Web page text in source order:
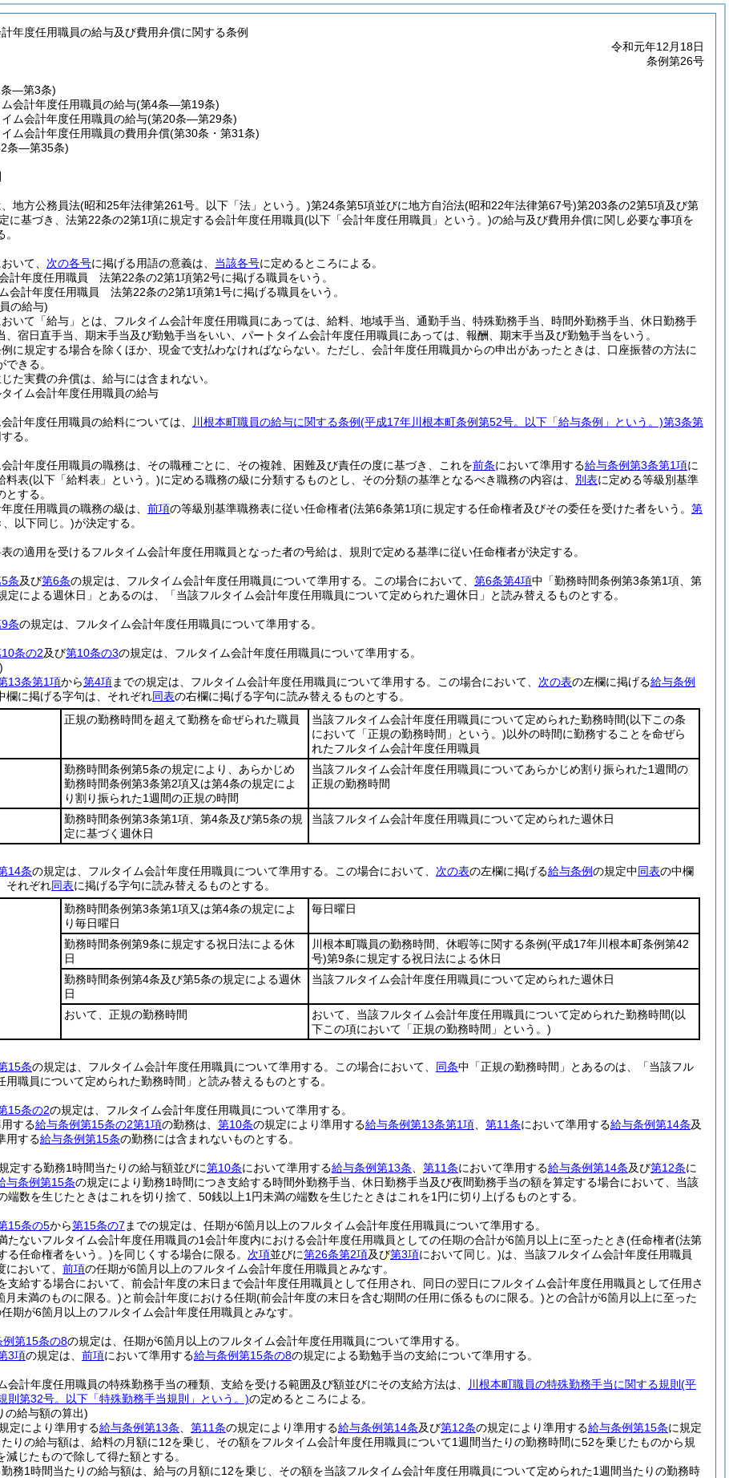
年度任用職員の給与及び費用弁償に関する条例
令和元年12月18日
条例第26号
―第3条)
会計年度任用職員の給与(第4条―第19条)
ム会計年度任用職員の給与(第20条―第29条)
ム会計年度任用職員の費用弁償(第30条・第31条)
条―第35条)
地方公務員法(昭和25年法律第261号。以下「法」という。)第24条第5項並びに地方自治法(昭和22年法律第67号)第203条の2第5項及び第
に基づき、法第22条の2第1項に規定する会計年度任用職員(以下「会計年度任用職員」という。)の給与及び費用弁償に関し必要な事項を
いて、 次の各号に掲げる用語の意義は、 当該各号に定めるところによる。
計年度任用職員 法第22条の2第1項第2号に掲げる職員をいう。
会計年度任用職員 法第22条の2第1項第1号に掲げる職員をいう。
の給与)
いて「給与」とは、フルタイム会計年度任用職員にあっては、給料、地域手当、通勤手当、特殊勤務手当、時間外勤務手当、休日勤務手
、宿日直手当、期末手当及び勤勉手当をいい、パートタイム会計年度任用職員にあっては、報酬、期末手当及び勤勉手当をいう。
に規定する場合を除くほか、現金で支払わなければならない。 ただし、会計年度任用職員からの申出があったときは、口座振替の方法に
きる。
た実費の弁償は、給与には含まれない。
イム会計年度任用職員の給与
計年度任用職員の給料については、 川根本町職員の給与に関する条例(平成17年川根本町条例第52号。以下「給与条例」という。)第3条第
る。
計年度任用職員の職務は、その職種ごとに、その複雑、困難及び責任の度に基づき、これを前条において準用する給与条例第3条第1項に
料表(以下「給料表」という。)に定める職務の級に分類するものとし、その分類の基準となるべき職務の内容は、 別表に定める等級別基準
する。
度任用職員の職務の級は、 前項の等級別基準職務表に従い任命権者(法第6条第1項に規定する任命権者及びその委任を受けた者をいう。 第
、以下同じ。)が決定する。
の適用を受けるフルタイム会計年度任用職員となった者の号給は、規則で定める基準に従い任命権者が決定する。
条及び第6条の規定は、フルタイム会計年度任用職員について準用する。 この場合において、 第6条第4項中「勤務時間条例第3条第1項、第
定による週休日」とあるのは、「当該フルタイム会計年度任用職員について定められた週休日」と読み替えるものとする。
条の規定は、フルタイム会計年度任用職員について準用する。
条の2及び第10条の3の規定は、フルタイム会計年度任用職員について準用する。
13条第1項から第4項までの規定は、フルタイム会計年度任用職員について準用する。 この場合において、 次の表の左欄に掲げる給与条例
欄に掲げる字句は、それぞれ同表の右欄に掲げる字句に読み替えるものとする。
正規の勤務時間を超えて勤務を命ぜられた職員 当該フルタイム会計年度任用職員について定められた勤務時間(以下この条
において「正規の勤務時間」という。)以外の時間に勤務することを命ぜら
れたフルタイム会計年度任用職員
勤務時間条例第5条の規定により、あらかじめ
勤務時間条例第3条第2項又は第4条の規定によ
り割り振られた1週間の正規の時間
当該フルタイム会計年度任用職員についてあらかじめ割り振られた1週間の
正規の勤務時間
勤務時間条例第3条第1項、第4条及び第5条の規
定に基づく週休日
当該フルタイム会計年度任用職員について定められた週休日
14条の規定は、フルタイム会計年度任用職員について準用する。 この場合において、 次の表の左欄に掲げる給与条例の規定中同表の中欄
それぞれ同表に掲げる字句に読み替えるものとする。
勤務時間条例第3条第1項又は第4条の規定によ
り毎日曜日
毎日曜日
勤務時間条例第9条に規定する祝日法による休
日
川根本町職員の勤務時間、休暇等に関する条例(平成17年川根本町条例第42
号)第9条に規定する祝日法による休日
勤務時間条例第4条及び第5条の規定による週休
日
当該フルタイム会計年度任用職員について定められた週休日
おいて、正規の勤務時間 おいて、当該フルタイム会計年度任用職員について定められた勤務時間(以
下この項において「正規の勤務時間」という。)
15条の規定は、フルタイム会計年度任用職員について準用する。 この場合において、 同条中「正規の勤務時間」とあるのは、「当該フル
用職員について定められた勤務時間」と読み替えるものとする。
15条の2の規定は、フルタイム会計年度任用職員について準用する。
する給与条例第15条の2第1項の勤務は、 第10条の規定により準用する給与条例第13条第1項 第11条において準用する給与条例第14条及
用する給与条例第15条の勤務には含まれないものとする。
定する勤務1時間当たりの給与額並びに第10条において準用する給与条例第13条 第11条において準用する給与条例第14条及び第12条に
与条例第15条の規定により勤務1時間につき支給する時間外勤務手当、休日勤務手当及び夜間勤務手当の額を算定する場合において、当該
端数を生じたときはこれを切り捨て、50銭以上1円未満の端数を生じたときはこれを1円に切り上げるものとする。
15条の5から第15条の7 までの規定は、任期が6箇月以上のフルタイム会計年度任用職員について準用する。
たないフルタイム会計年度任用職員の1会計年度内における会計年度任用職員としての任期の合計が6箇月以上に至ったとき(任命権者(法第
る任命権者をいう。)を同じくする場合に限る。 次項並びに第26条第2項及び第3項において同じ。)は、当該フルタイム会計年度任用職員
おいて、 前項の任期が6箇月以上のフルタイム会計年度任用職員とみなす。
支給する場合において、前会計年度の末日まで会計年度任用職員として任用され、同日の翌日にフルタイム会計年度任用職員として任用さ
月未満のものに限る。)と前会計年度における任期(前会計年度の末日を含む期間の任用に係るものに限る。)との合計が6箇月以上に至った
期が6箇月以上のフルタイム会計年度任用職員とみなす。
例第15条の8の規定は、任期が6箇月以上のフルタイム会計年度任用職員について準用する。
3項の規定は、 前項において準用する給与条例第15条の8の規定による勤勉手当の支給について準用する。
会計年度任用職員の特殊勤務手当の種類、支給を受ける範囲及び額並びにその支給方法は、 川根本町職員の特殊勤務手当に関する規則 (平
則第32号。以下「特殊勤務手当規則」という。)の定めるところによる。
の給与額の算出)
定により準用する給与条例第13条 第11条の規定により準用する給与条例第14条及び第12条の規定により準用する給与条例第15条に規定
りの給与額は、給料の月額に12を乗じ、その額をフルタイム会計年度任用職員について1週間当たりの勤務時間に52を乗じたものから規
減じたもので除して得た額とする。
務1時間当たりの給与額は、給与の月額に12を乗じ、その額を当該フルタイム会計年度任用職員について定められた1週間当たりの勤務時